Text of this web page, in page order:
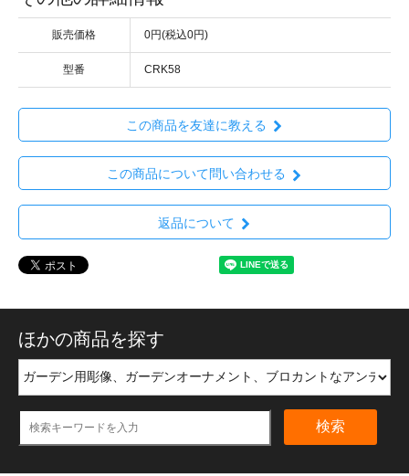
販売価格 0円(税込0円)
型番 CRK58
この商品を友達に教える
この商品について問い合わせる
返品について
ほかの商品を探す
検索